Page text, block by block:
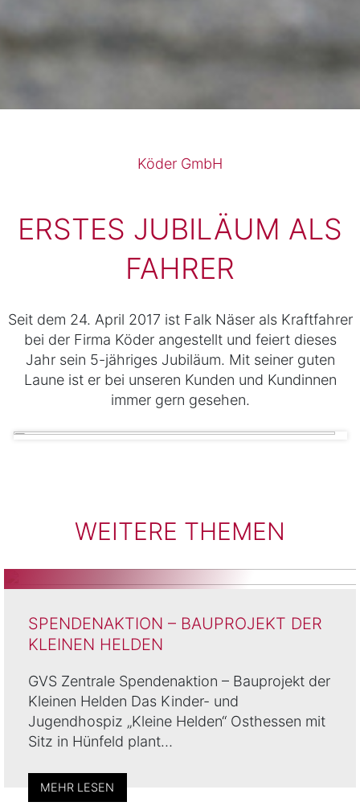
Köder GmbH
ERSTES JUBILÄUM ALS
FAHRER
Seit dem 24. April 2017 ist Falk Näser als Kraftfahrer
bei der Firma Köder angestellt und feiert dieses
Jahr sein 5-jähriges Jubiläum. Mit seiner guten
Laune ist er bei unseren Kunden und Kundinnen
immer gern gesehen.
WEITERE THEMEN
SPENDENAKTION – BAUPROJEKT DER
KLEINEN HELDEN
GVS Zentrale Spendenaktion – Bauprojekt der
Kleinen Helden Das Kinder- und
Jugendhospiz „Kleine Helden“ Osthessen mit
Sitz in Hünfeld plant…
MEHR LESEN